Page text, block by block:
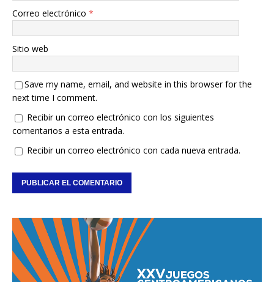
Correo electrónico *
Sitio web
Save my name, email, and website in this browser for the
next time I comment.
Recibir un correo electrónico con los siguientes
comentarios a esta entrada.
Recibir un correo electrónico con cada nueva entrada.